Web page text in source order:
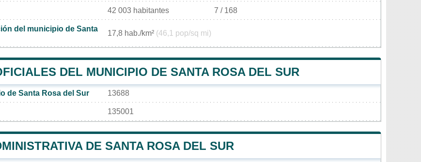
42 003 habitantes 7 / 168
del municipio de Santa
17,8 hab./km² (46,1 pop/sq mi)
DEL MUNICIPIO DE SANTA ROSA DEL SUR
de Santa Rosa del Sur 13688
135001
DE SANTA ROSA DEL SUR